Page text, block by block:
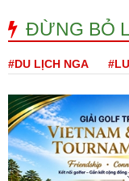
ĐỪNG BỎ
#DU LỊCH NGA